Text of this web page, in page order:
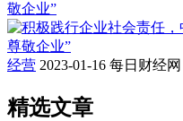
敬企业”
经营 2023-01-16 每日财经网
精选文章